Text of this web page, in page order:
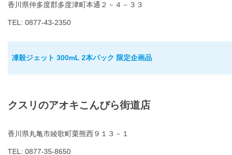
香川県仲多度郡多度津町本通２－４－３３
TEL: 0877-43-2350
凍殺ジェット 300mL 2本パック 限定企画品
クスリのアオキこんぴら街道店
香川県丸亀市綾歌町栗熊西９１３－１
TEL: 0877-35-8650